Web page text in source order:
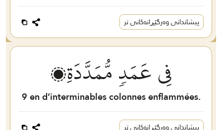
پیشاندانی وەرگێڕانەکانی تر
فِي عَمَدٖ مُّمَدَّدَةِۭ
9en d’interminables colonnes enflammées.
پیشاندانی وەرگێڕانەکانی تر